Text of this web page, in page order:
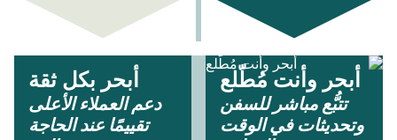
أبحر وأنت مُطّلع
تتبُّع مباشر للسفن
وتحديثات في الوقت
أبحر بكل ثقة
دعم العملاء الأعلى
تقييمًا عند الحاجة